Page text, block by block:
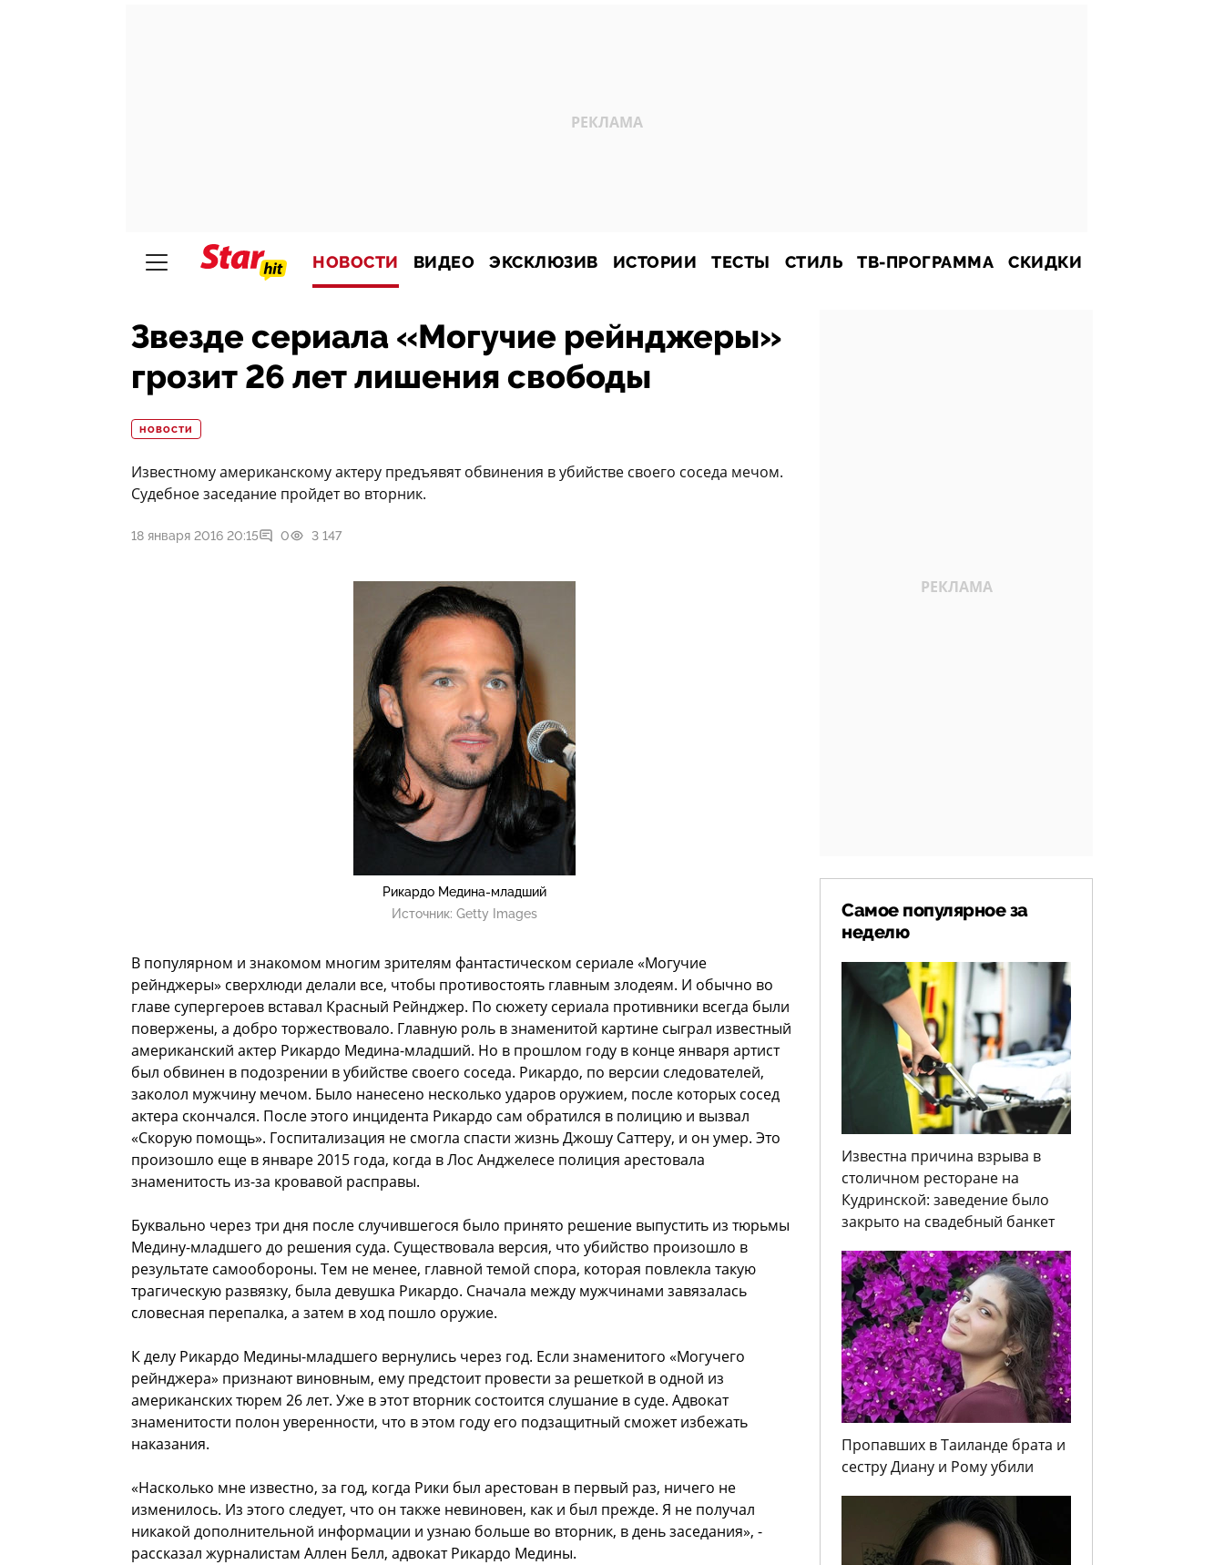
НОВОСТИ ВИДЕО ЭКСКЛЮЗИВ ИСТОРИИ ТЕСТЫ СТИЛЬ ТВ-ПРОГРАММА СКИДКИ
Звезде сериала «Могучие рейнджеры»
грозит 26 лет лишения свободы
НОВОСТИ
Известному американскому актеру предъявят обвинения в убийстве своего соседа мечом.
Судебное заседание пройдет во вторник.
18 января 2016 20:15 0 3 147
Рикардо Медина-младший
Источник: Getty Images
В популярном и знакомом многим зрителям фантастическом сериале «Могучие
рейнджеры» сверхлюди делали все, чтобы противостоять главным злодеям. И обычно во
главе супергероев вставал Красный Рейнджер. По сюжету сериала противники всегда были
повержены, а добро торжествовало. Главную роль в знаменитой картине сыграл известный
американский актер Рикардо Медина-младший. Но в прошлом году в конце января артист
был обвинен в подозрении в убийстве своего соседа. Рикардо, по версии следователей,
заколол мужчину мечом. Было нанесено несколько ударов оружием, после которых сосед
актера скончался. После этого инцидента Рикардо сам обратился в полицию и вызвал
«Скорую помощь». Госпитализация не смогла спасти жизнь Джошу Саттеру, и он умер. Это
произошло еще в январе 2015 года, когда в Лос Анджелесе полиция арестовала
знаменитость из-за кровавой расправы.
Буквально через три дня после случившегося было принято решение выпустить из тюрьмы
Медину-младшего до решения суда. Существовала версия, что убийство произошло в
результате самообороны. Тем не менее, главной темой спора, которая повлекла такую
трагическую развязку, была девушка Рикардо. Сначала между мужчинами завязалась
словесная перепалка, а затем в ход пошло оружие.
К делу Рикардо Медины-младшего вернулись через год. Если знаменитого «Могучего
рейнджера» признают виновным, ему предстоит провести за решеткой в одной из
американских тюрем 26 лет. Уже в этот вторник состоится слушание в суде. Адвокат
знаменитости полон уверенности, что в этом году его подзащитный сможет избежать
наказания.
«Насколько мне известно, за год, когда Рики был арестован в первый раз, ничего не
изменилось. Из этого следует, что он также невиновен, как и был прежде. Я не получал
никакой дополнительной информации и узнаю больше во вторник, в день заседания», -
рассказал журналистам Аллен Белл, адвокат Рикардо Медины.
Самое популярное за
неделю
Известна причина взрыва в
столичном ресторане на
Кудринской: заведение было
закрыто на свадебный банкет
Пропавших в Таиланде брата и
сестру Диану и Рому убили